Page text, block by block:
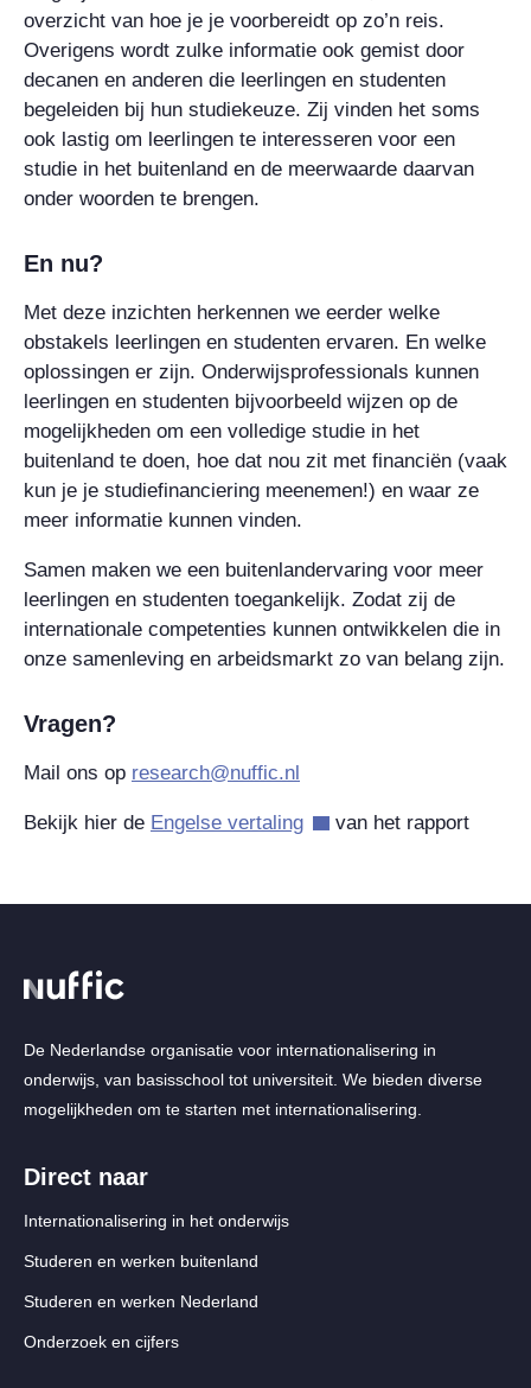
overzicht van hoe je je voorbereidt op zo’n reis.
Overigens wordt zulke informatie ook gemist door
decanen en anderen die leerlingen en studenten
begeleiden bij hun studiekeuze. Zij vinden het soms
ook lastig om leerlingen te interesseren voor een
studie in het buitenland en de meerwaarde daarvan
onder woorden te brengen.
En nu?
Met deze inzichten herkennen we eerder welke
obstakels leerlingen en studenten ervaren. En welke
oplossingen er zijn. Onderwijsprofessionals kunnen
leerlingen en studenten bijvoorbeeld wijzen op de
mogelijkheden om een volledige studie in het
buitenland te doen, hoe dat nou zit met financiën (vaak
kun je je studiefinanciering meenemen!) en waar ze
meer informatie kunnen vinden.
Samen maken we een buitenlandervaring voor meer
leerlingen en studenten toegankelijk. Zodat zij de
internationale competenties kunnen ontwikkelen die in
onze samenleving en arbeidsmarkt zo van belang zijn.
Vragen?
Mail ons op research@nuffic.nl
Bekijk hier de Engelse vertaling van het rapport
De Nederlandse organisatie voor internationalisering in
onderwijs, van basisschool tot universiteit. We bieden diverse
mogelijkheden om te starten met internationalisering.
Direct naar
Internationalisering in het onderwijs
Studeren en werken buitenland
Studeren en werken Nederland
Onderzoek en cijfers